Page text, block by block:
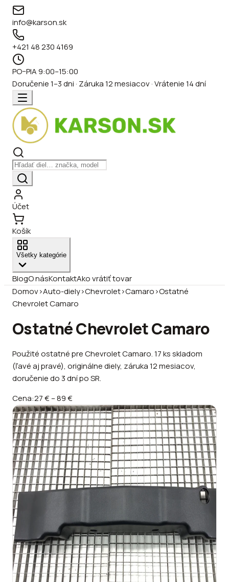
info@karson.sk
+421 48 230 4169
PO–PIA 9:00–15:00
Doručenie 1–3 dni · Záruka 12 mesiacov · Vrátenie 14 dní
Účet
Košík
Všetky kategórie
BlogO násKontaktAko vrátiť tovar
Domov›Auto-diely›Chevrolet›Camaro›Ostatné
Chevrolet Camaro
Ostatné Chevrolet Camaro
Použité ostatné pre Chevrolet Camaro. 17 ks skladom
(ľavé aj pravé), originálne diely, záruka 12 mesiacov,
doručenie do 3 dní po SR.
Cena:27 €–89 €